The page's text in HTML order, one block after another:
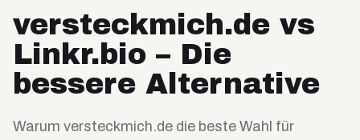
versteckmich.de vs
Linkr.bio – Die
bessere Alternative
Warum versteckmich.de die beste Wahl für